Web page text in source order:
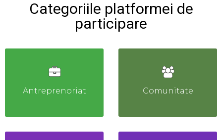
Categoriile platformei de
participare
Comunitate
Antreprenoriat